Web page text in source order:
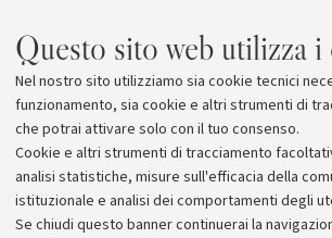
Questo sito web utilizza
Nel nostro sito utilizziamo sia cookie tecnici
funzionamento, sia cookie e altri strumenti di
che potrai attivare solo con il tuo consenso.
Cookie e altri strumenti di tracciamento
analisi statistiche, misure sull'efficacia della
istituzionale e analisi dei comportamenti degli
Se chiudi questo banner continuerai la
idrogeologico, al problema sanitario
malaria negli ambienti palustri), e alla
dei suoli in salute, affinché siano in
servizi ecosistemici di cui l’umanità